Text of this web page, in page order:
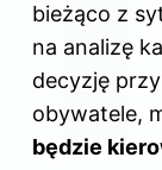
bieżąco z
na analizę
decyzję
obywatele,
będzie